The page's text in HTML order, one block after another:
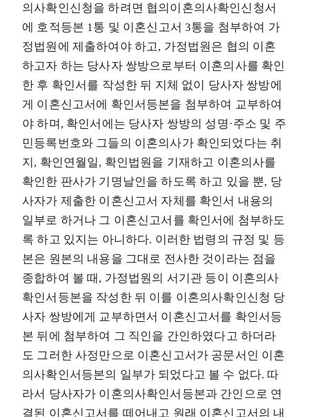
의사확인신청을 하려면 협의이혼의사확인신청서
에 호적등본 1통 및 이혼신고서 3통을 첨부하여 가
정법원에 제출하여야 하고, 가정법원은 협의 이혼
하고자 하는 당사자 쌍방으로부터 이혼의사를 확인
한 후 확인서를 작성한 뒤 지체 없이 당사자 쌍방에
게 이혼신고서에 확인서등본을 첨부하여 교부하여
야 하며, 확인서에는 당사자 쌍방의 성명·주소 및 주
민등록번호와 그들의 이혼의사가 확인되었다는 취
지, 확인연월일, 확인법원을 기재하고 이혼의사를
확인한 판사가 기명날인을 하도록 하고 있을 뿐, 당
사자가 제출한 이혼신고서 자체를 확인서 내용의
일부로 하거나 그 이혼신고서를 확인서에 첨부하도
록 하고 있지는 아니하다. 이러한 법령의 규정 및 등
본은 원본의 내용을 그대로 전사한 것이라는 점을
종합하여 볼 때, 가정법원의 서기관 등이 이혼의사
확인서등본을 작성한 뒤 이를 이혼의사확인신청 당
사자 쌍방에게 교부하면서 이혼신고서를 확인서등
본 뒤에 첨부하여 그 직인을 간인하였다고 하더라
도 그러한 사정만으로 이혼신고서가 공문서인 이혼
의사확인서등본의 일부가 되었다고 볼 수 없다. 따
라서 당사자가 이혼의사확인서등본과 간인으로 연
결된 이혼신고서를 떼어내고 원래 이혼신고서의 내